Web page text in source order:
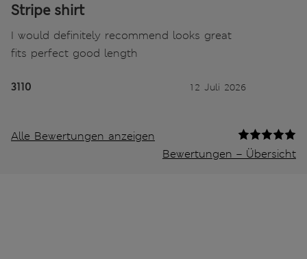
Stripe shirt
I would definitely recommend looks great
fits perfect good length
3110 12 Juli 2026
Alle Bewertungen anzeigen
Bewertungen – Übersicht